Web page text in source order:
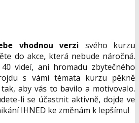
vhodnou verzi svého kurzu
do akce, která nebude náročná.
videí, ani hromadu zbytečného
s vámi témata kurzu pěkně
aby vás to bavilo a motivovalo.
li se účastnit aktivně, dojde ve
IHNED ke změnám k lepšímu!